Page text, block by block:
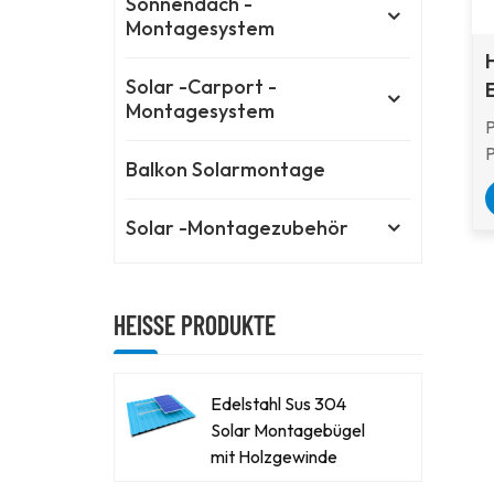
Montagesystem
Solar -Carport -
Montagesystem
Balkon Solarmontage
Solar -Montagezubehör
HEISSE PRODUKTE
Edelstahl Sus 304
Solar Montagebügel
mit Holzgewinde